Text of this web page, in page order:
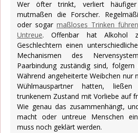
Wer öfter trinkt, verliert
mutmaßen die Forscher.
oder sogar maßloses Trinken
Untreue. Offenbar hat Alkohol
Geschlechtern einen
Mechanismen des
Paarbindung zuständig sind, folgern
Während angeheiterte Weibchen nur
Wühlmauspartner hatten,
trunkenem Zustand mit Vorliebe auf
Wie genau das zusammenhängt,
macht oder untreue Menschen
muss noch geklärt werden.